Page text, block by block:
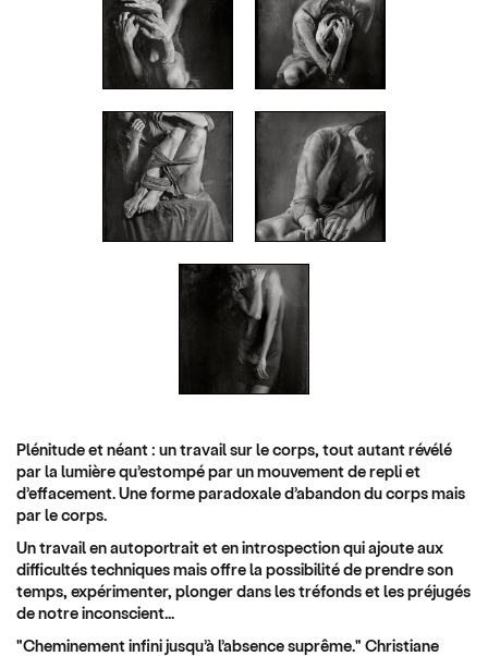
Plénitude et néant : un travail sur le corps, tout autant révélé
par la lumière qu’estompé par un mouvement de repli et
d’effacement. Une forme paradoxale d’abandon du corps mais
par le corps.
Un travail en autoportrait et en introspection qui ajoute aux
difficultés techniques mais offre la possibilité de prendre son
temps, expérimenter, plonger dans les tréfonds et les préjugés
de notre inconscient...
"Cheminement infini jusqu’à l’absence suprême." Christiane